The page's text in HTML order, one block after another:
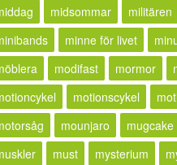
midsommar militären
minne för livet
modifast mormor
motionscykel
mounjaro mugcake
must mysterium